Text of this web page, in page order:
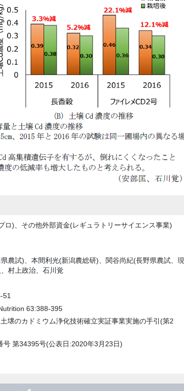
ロ)、その他外部資金(レギュラトリーサイエンス事業)
農試)、本間利光(新潟農総研)、関谷尚紀(長野県農試、現
村上政治、石川覚
51
63:388-395
壌のカドミウム浄化技術確立実証事業実施の手引(第2
号 第34395号(公表日:2020年3月23日)